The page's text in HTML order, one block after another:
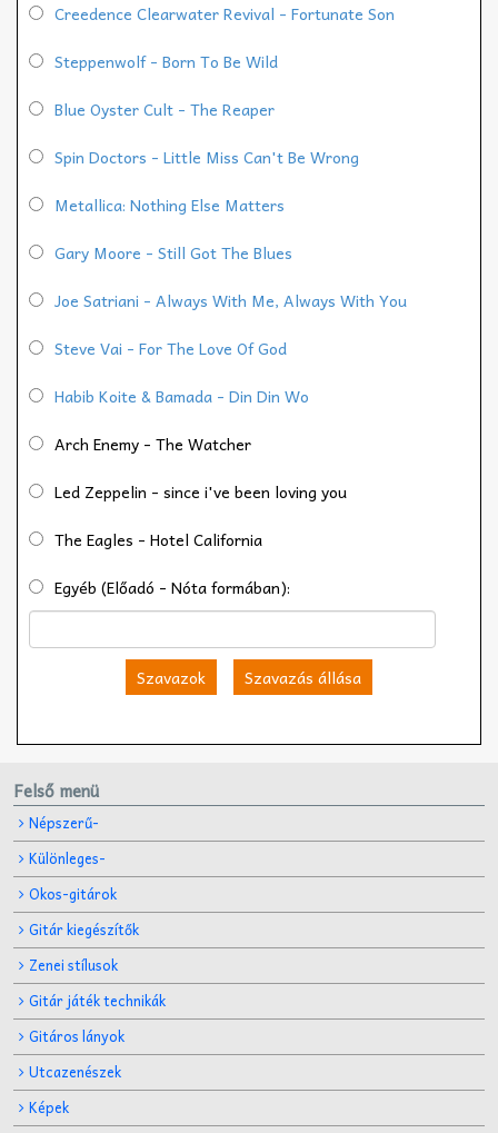
Creedence Clearwater Revival - Fortunate Son
Steppenwolf - Born To Be Wild
Blue Oyster Cult - The Reaper
Spin Doctors - Little Miss Can't Be Wrong
Metallica: Nothing Else Matters
Gary Moore - Still Got The Blues
Joe Satriani - Always With Me, Always With You
Steve Vai - For The Love Of God
Habib Koite & Bamada - Din Din Wo
Arch Enemy - The Watcher
Led Zeppelin - since i've been loving you
The Eagles - Hotel California
Egyéb (Előadó - Nóta formában):
Szavazok Szavazás állása
Felső menü
Népszerű-
Különleges-
Okos-gitárok
Gitár kiegészítők
Zenei stílusok
Gitár játék technikák
Gitáros lányok
Utcazenészek
Képek